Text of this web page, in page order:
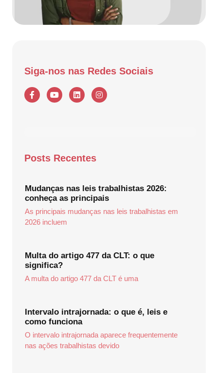
Siga-nos nas Redes Sociais
Posts Recentes
Mudanças nas leis trabalhistas 2026:
conheça as principais
As principais mudanças nas leis trabalhistas em
2026 incluem
Multa do artigo 477 da CLT: o que
significa?
A multa do artigo 477 da CLT é uma
Intervalo intrajornada: o que é, leis e
como funciona
O intervalo intrajornada aparece frequentemente
nas ações trabalhistas devido